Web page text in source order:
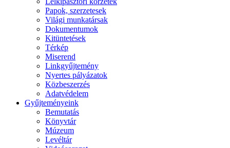
Papok, szerzetesek
Világi munkatársak
Dokumentumok
Kitüntetések
Térkép
Miserend
Linkgyűjtemény
Nyertes pályázatok
Közbeszerzés
Adatvédelem
Gyűjteményeink
Bemutatás
Könyvtár
Múzeum
Levéltár